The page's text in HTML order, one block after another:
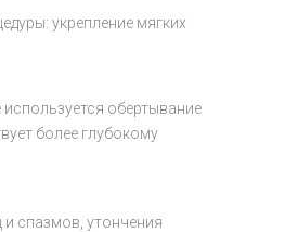
укрепление мягких
обертывание
более глубокому
спазмов, утончения